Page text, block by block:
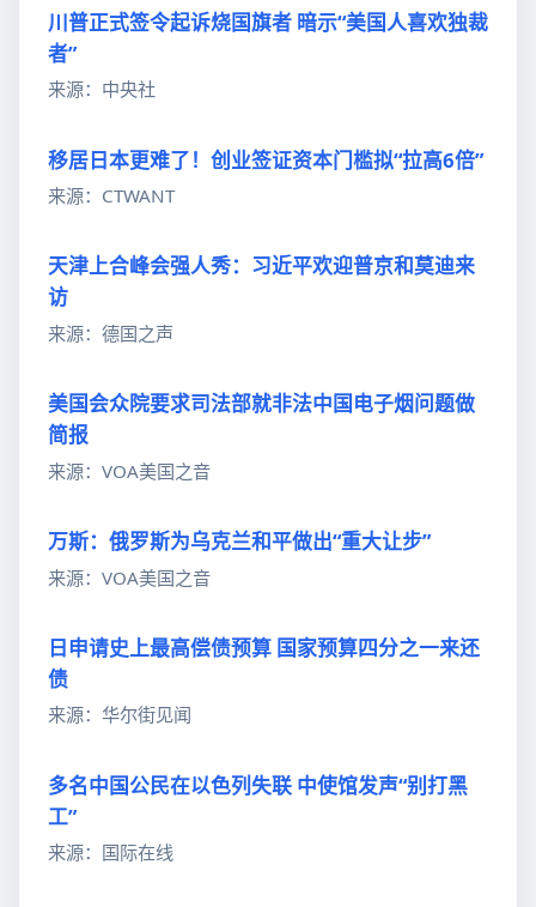
川普正式签令起诉烧国旗者 暗示“美国人喜欢独裁
者”
来源：中央社
移居日本更难了！创业签证资本门槛拟“拉高6倍”
来源：CTWANT
天津上合峰会强人秀：习近平欢迎普京和莫迪来
访
来源：德国之声
美国会众院要求司法部就非法中国电子烟问题做
简报
来源：VOA美国之音
万斯：俄罗斯为乌克兰和平做出“重大让步”
来源：VOA美国之音
日申请史上最高偿债预算 国家预算四分之一来还
债
来源：华尔街见闻
多名中国公民在以色列失联 中使馆发声“别打黑
工”
来源：国际在线